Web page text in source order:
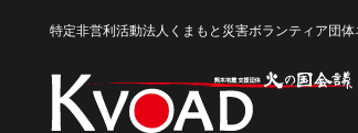
特定非営利活動法人くまもと災害ボランティア団体